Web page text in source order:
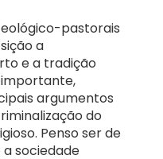
pastorais
a
e a tradição
importante,
argumentos
do
Penso ser de
sociedade